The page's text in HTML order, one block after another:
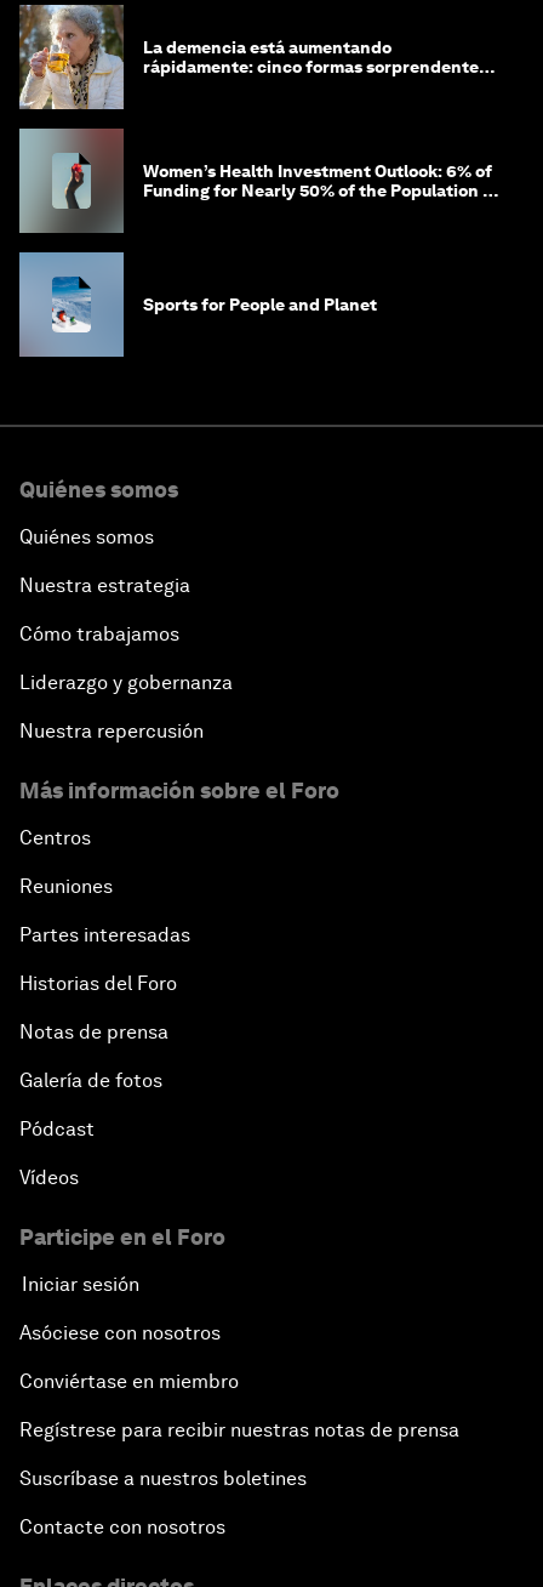
La demencia está aumentando
rápidamente: cinco formas sorprendentes
Women’s Health Investment Outlook: 6% of
Funding for Nearly 50% of the Population –
Sports for People and Planet
Quiénes somos
Quiénes somos
Nuestra estrategia
Cómo trabajamos
Liderazgo y gobernanza
Nuestra repercusión
Más información sobre el Foro
Centros
Reuniones
Partes interesadas
Historias del Foro
Notas de prensa
Galería de fotos
Pódcast
Vídeos
Participe en el Foro
Iniciar sesión
Asóciese con nosotros
Conviértase en miembro
Regístrese para recibir nuestras notas de prensa
Suscríbase a nuestros boletines
Contacte con nosotros